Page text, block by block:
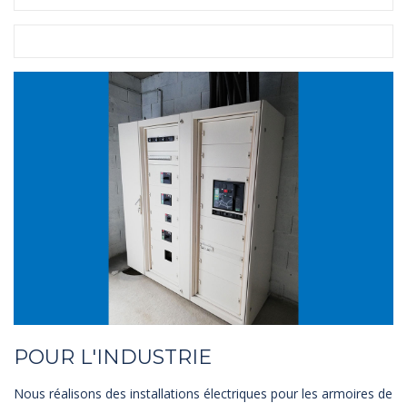
POUR L'INDUSTRIE
Nous réalisons des installations électriques pour les armoires de